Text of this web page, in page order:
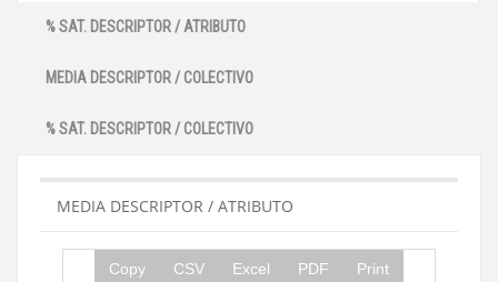
% SAT. DESCRIPTOR / ATRIBUTO
MEDIA DESCRIPTOR / COLECTIVO
% SAT. DESCRIPTOR / COLECTIVO
MEDIA DESCRIPTOR / ATRIBUTO
Copy CSV Excel PDF Print